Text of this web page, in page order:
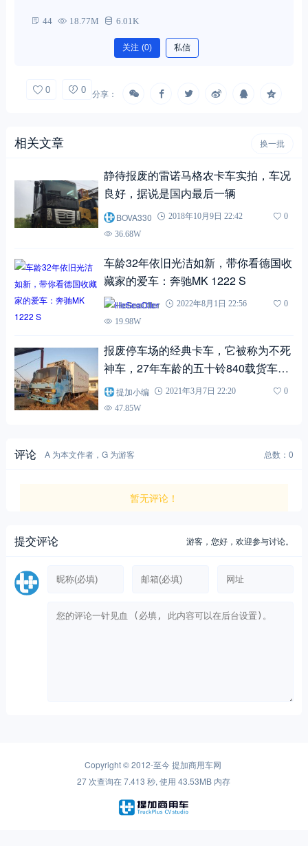
44 18.77M 6.01K
关注 (0) 私信
0 0 分享：
相关文章 换一批
静待报废的雷诺马格农卡车实拍，车况
良好，据说是国内最后一辆
BOVA330 2018年10月9日 22:42
0
36.68W
车龄32年依旧光洁如新，带你看德国收
藏家的爱车：奔驰MK 1222 S
HeSeaOtter 2022年8月1日 22:56
0
19.98W
报废停车场的经典卡车，它被称为不死
神车，27年车龄的五十铃840载货车实
拍提加小编 2021年3月7日 22:20
0
47.85W
评论 A 为本文作者，G 为游客 总数：0
暂无评论！
提交评论 游客，您好，欢迎参与讨论。
Copyright © 2012-至今提加商用车网
27 次查询在 7.413 秒, 使用 43.53MB 内存